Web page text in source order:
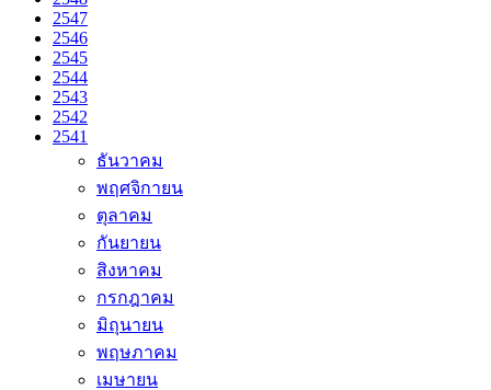
2547
2546
2545
2544
2543
2542
2541
ธันวาคม
พฤศจิกายน
ตุลาคม
กันยายน
สิงหาคม
กรกฎาคม
มิถุนายน
พฤษภาคม
เมษายน